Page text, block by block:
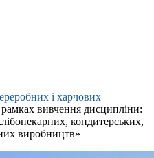
і харчових
рамках вивчення дисципліни:
кондитерських,
виробництв»